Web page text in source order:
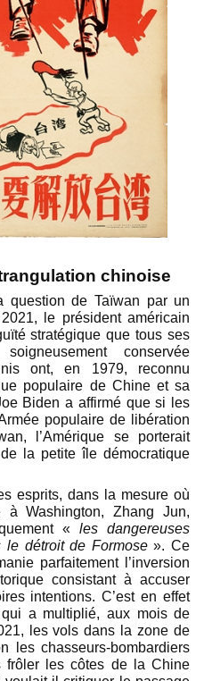
chinoise
question de Taïwan par un
le président américain
stratégique que tous ses
conservée
ont, en 1979, reconnu
populaire de Chine et sa
Biden a affirmé que si les
populaire de libération
l’Amérique se porterait
la petite île démocratique
esprits, dans la mesure où
à Washington, Zhang Jun,
«les dangereuses
le détroit de Formose». Ce
parfaitement l’inversion
consistant à accuser
intentions. C’est en effet
qui a multiplié, aux mois de
les vols dans la zone de
les chasseurs-bombardiers
frôler les côtes de la Chine